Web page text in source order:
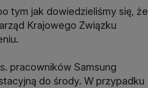
tym jak dowiedzieliśmy się, że
Krajowego Związku
pracowników Samsung
do środy. W przypadku